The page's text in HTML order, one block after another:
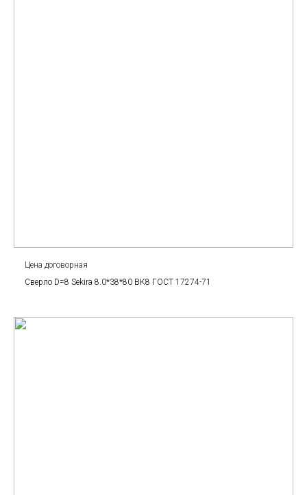
Цена договорная
Сверло D=8 Sekira 8.0*38*80 BK8 ГОСТ 17274-71